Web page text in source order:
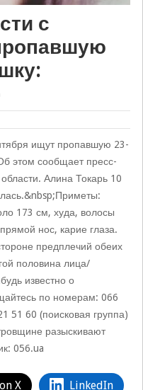
с
ищут пропавшую 23-
этом сообщает пресс-
Алина Токарь 10
173 см, худа, волосы
нос, карие глаза.
предплечий обеих
половина лица/
известно о
по номерам: 066
51 60 (поисковая группа)
разыскивают
056.ua
X LinkedIn